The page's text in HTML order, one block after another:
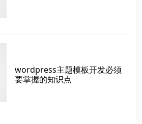
wordpress主题模板开发必须
要掌握的知识点